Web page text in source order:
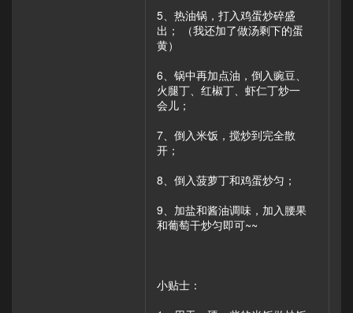
5、热油锅，打入鸡蛋炒碎盛
出； （我还加了做汤剩下的蛋
黄）
6、锅中再加点油，倒入豌豆、
火腿丁、红椒丁、虾仁丁炒一
会儿；
7、倒入米饭，搅炒到完全散
开；
8、倒入菠萝丁和鸡蛋炒匀；
9、加盐和酱油调味，加入腰果
和葡萄干炒匀即可~~
小贴士：